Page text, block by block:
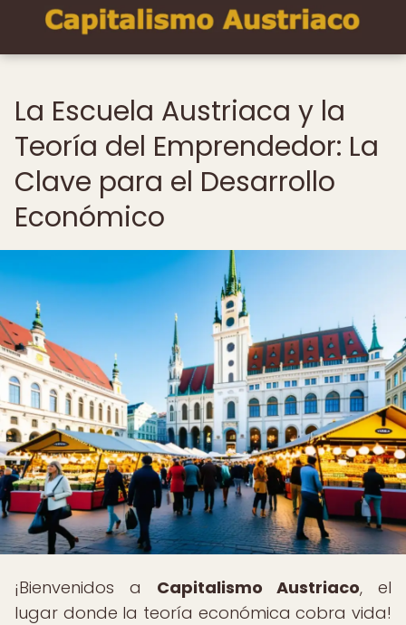
La Escuela Austriaca y la
Teoría del Emprendedor: La
Clave para el Desarrollo
Económico
¡Bienvenidos a Capitalismo Austriaco, el
lugar donde la teoría económica cobra vida!